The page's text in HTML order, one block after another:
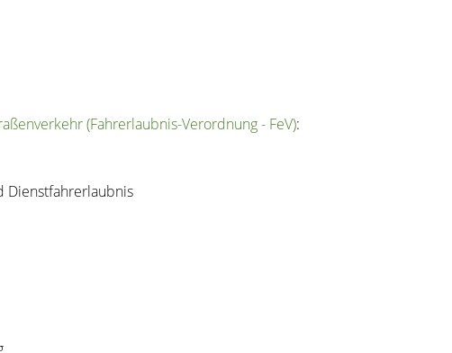
(Fahrerlaubnis-Verordnung - FeV):
Dienstfahrerlaubnis